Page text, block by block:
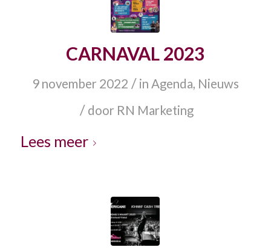
CARNAVAL 2023
9 november 2022 / in Agenda, Nieuws
/ door RN Marketing
Lees meer